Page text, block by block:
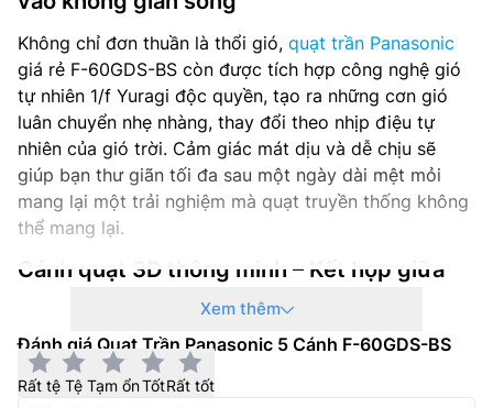
Không chỉ đơn thuần là thổi gió, quạt trần Panasonic
giá rẻ F-60GDS-BS còn được tích hợp công nghệ gió
tự nhiên 1/f Yuragi độc quyền, tạo ra những cơn gió
luân chuyển nhẹ nhàng, thay đổi theo nhịp điệu tự
nhiên của gió trời. Cảm giác mát dịu và dễ chịu sẽ
giúp bạn thư giãn tối đa sau một ngày dài mệt mỏi
mang lại một trải nghiệm mà quạt truyền thống không
thể mang lại.
Cánh quạt 3D thông minh – Kết hợp giữa
hiệu suất và thẩm mỹ
Panasonicđã tối ưu hóa hiệu năng gió nhờ thiết kế
cánh quạt 3D với chất liệu ABS-G cao cấp. Cánh được
uốn cong theo hình học khí động học, không chỉ tăng
Xem thêm
Đánh giá Quạt Trần Panasonic 5 Cánh F-60GDS-BS
Rất tệ Tệ Tạm ổnTốtRất tốt